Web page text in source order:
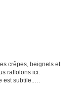
crêpes, beignets et
raffolons ici.
subtile..